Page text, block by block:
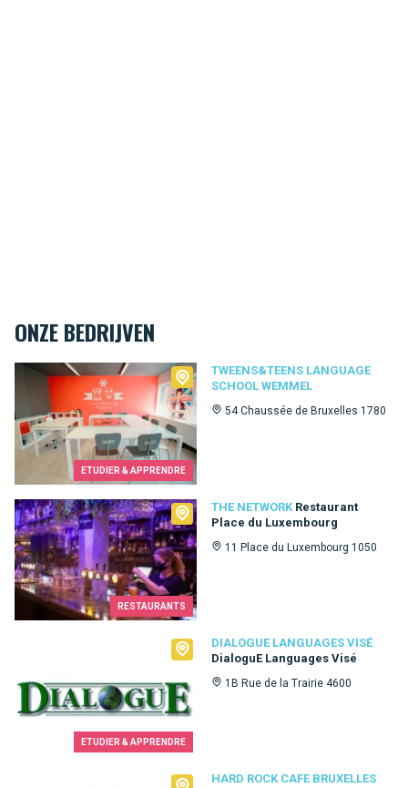
ONZE BEDRIJVEN
ETUDIER & APPRENDRE
TWEENS&TEENS LANGUAGE
SCHOOL WEMMEL
54 Chaussée de Bruxelles 1780
Tweens&Teens language school Wemmel
RESTAURANTS
THE NETWORK Restaurant
Place du Luxembourg
11 Place du Luxembourg 1050
The Network
ETUDIER & APPRENDRE
DIALOGUE LANGUAGES VISÉ
DialoguE Languages Visé
1B Rue de la Trairie 4600
Dialogue Languages Visé
HARD ROCK CAFE BRUXELLES
Hard Rock Cafe Bruxelles